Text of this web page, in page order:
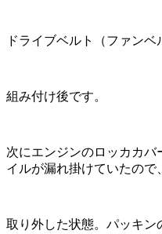
ドライブベルト（ファンベ
組み付け後です。
次にエンジンのロッカカ
イルが漏れ掛けていたので
取り外した状態。パッキン